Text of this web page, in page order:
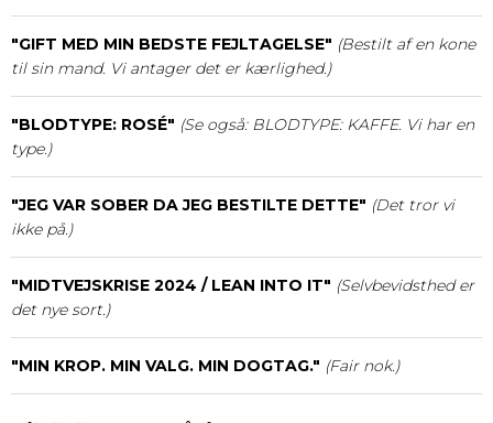
"GIFT MED MIN BEDSTE FEJLTAGELSE" (Bestilt af en kone
til sin mand. Vi antager det er kærlighed.)
"BLODTYPE: ROSÉ" (Se også: BLODTYPE: KAFFE. Vi har en
type.)
"JEG VAR SOBER DA JEG BESTILTE DETTE" (Det tror vi
ikke på.)
"MIDTVEJSKRISE 2024 / LEAN INTO IT" (Selvbevidsthed er
det nye sort.)
"MIN KROP. MIN VALG. MIN DOGTAG." (Fair nok.)